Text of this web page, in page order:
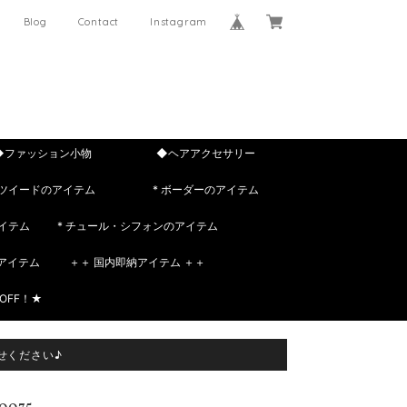
Blog Contact Instagram
ァッション小物 ◆ヘアアクセサリー
イードのアイテム * ボーダーのアイテム
テム * チュール・シフォンのアイテム
イテム ＋＋ 国内即納アイテム ＋＋
！★
ください♪